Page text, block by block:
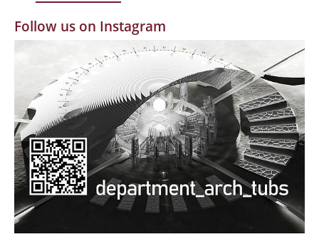
Alumni | cloud club
Documents and Downloads
Follow us on Instagram